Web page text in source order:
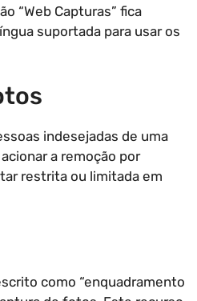
“Web Capturas” fica
suportada para usar os
indesejadas de uma
a remoção por
restrita ou limitada em
como “enquadramento